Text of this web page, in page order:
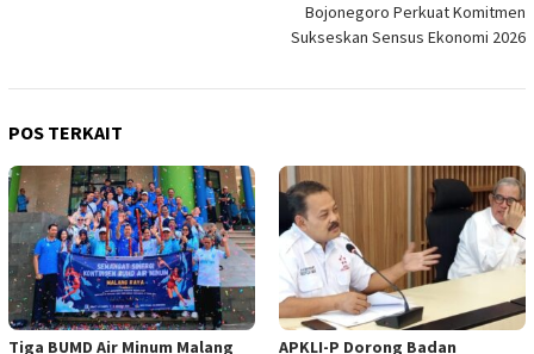
Bojonegoro Perkuat Komitmen
Sukseskan Sensus Ekonomi 2026
POS TERKAIT
Tiga BUMD Air Minum Malang APKLI-P Dorong Badan